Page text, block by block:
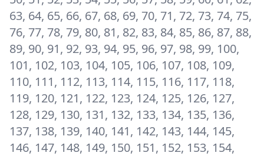
63, 64, 65, 66, 67, 68, 69, 70, 71, 72, 73, 74, 75,
76, 77, 78, 79, 80, 81, 82, 83, 84, 85, 86, 87, 88,
89, 90, 91, 92, 93, 94, 95, 96, 97, 98, 99, 100,
101, 102, 103, 104, 105, 106, 107, 108, 109,
110, 111, 112, 113, 114, 115, 116, 117, 118,
119, 120, 121, 122, 123, 124, 125, 126, 127,
128, 129, 130, 131, 132, 133, 134, 135, 136,
137, 138, 139, 140, 141, 142, 143, 144, 145,
146, 147, 148, 149, 150, 151, 152, 153, 154,